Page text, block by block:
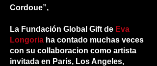
Cordoue”,
La Fundación Global Gift de Eva
Longoria ha contado muchas veces
con su collaboracion como artista
invitada en París, Los Angeles,